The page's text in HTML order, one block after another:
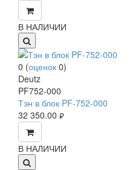
В НАЛИЧИИ
0 (оценок 0)
Deutz
PF752-000
Тэн в блок PF-752-000
32 350.00 руб.
В НАЛИЧИИ